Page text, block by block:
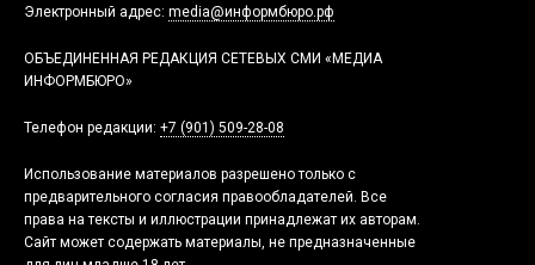
Электронный адрес: media@информбюро.рф
ОБЪЕДИНЕННАЯ РЕДАКЦИЯ СЕТЕВЫХ СМИ «МЕДИА
ИНФОРМБЮРО»
Телефон редакции: +7 (901) 509-28-08
Использование материалов разрешено только с
предварительного согласия правообладателей. Все
права на тексты и иллюстрации принадлежат их авторам.
Сайт может содержать материалы, не предназначенные